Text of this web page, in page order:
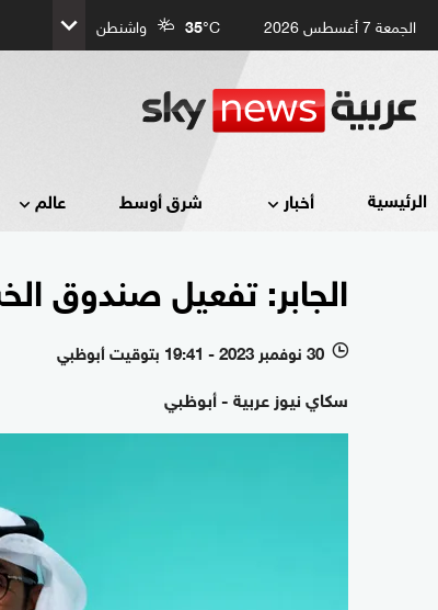
الجمعة 7 أغسطس 2026 35°C واشنطن
الرئيسية أخبار شرق أوسط عالم
الجابر: تفعيل صندوق
l 30 نوفمبر 2023 - 19:41 بتوقيت أبوظبي
سكاي نيوز عربية - أبوظبي